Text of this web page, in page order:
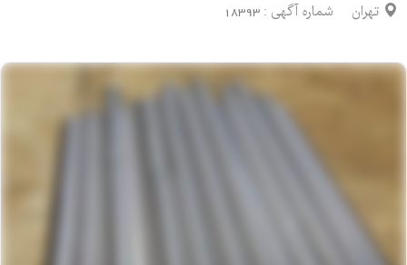
تهران شماره آگهی : 18393